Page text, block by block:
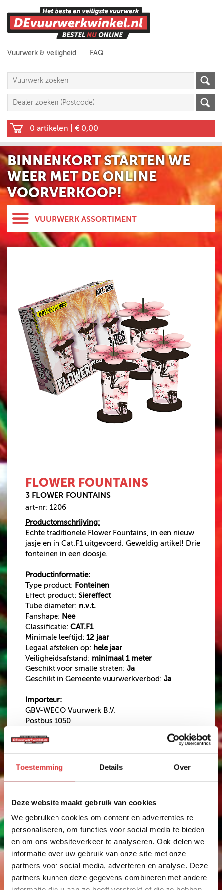
Toestemming Details Over
Deze website maakt gebruik van cookies
We gebruiken cookies om content en advertenties te
personaliseren, om functies voor social media te bieden
en om ons websiteverkeer te analyseren. Ook delen we
informatie over uw gebruik van onze site met onze
partners voor social media, adverteren en analyse. Deze
partners kunnen deze gegevens combineren met andere
Vuurwerk & veiligheid FAQ
0 artikelen € 0,00
BINNENKORT STARTEN WE
WEER MET DE ONLINE
VOORVERKOOP!
VUURWERK ASSORTIMENT
HELE ASSORTIMENT
EVOLUTION
ST8MENT
SPINNERS
KNALLERS
CRACKLING
FONTEINEN
CAT.F1 VUURWERK
BOMB BAGS
500 GRAM
AANBIEDINGEN
VUURWERK
BESTELLEN
VUURWERK AFHALEN
VUURWERKBONNEN
INWISSELEN
FLOWER FOUNTAINS
3 FLOWER FOUNTAINS
art-nr: 1206
Productomschrijving:
Echte traditionele Flower Fountains, in een nieuw
jasje en in Cat.F1 uitgevoerd. Geweldig artikel! Drie
fonteinen in een doosje.
Productinformatie:
Type product: Fonteinen
Effect product: Siereffect
Tube diameter: n.v.t.
Fanshape: Nee
Classificatie: CAT.F1
Minimale leeftijd: 12 jaar
Legaal afsteken op: hele jaar
Veiligheidsafstand: minimaal 1 meter
Geschikt voor smalle straten: Ja
Geschikt in Gemeente vuurwerkverbod: Ja
Importeur:
GBV-WECO Vuurwerk B.V.
Postbus 1050
The Netherlands
€ 4,99
Op voorraad?
Ja
Anderen bekeken ook